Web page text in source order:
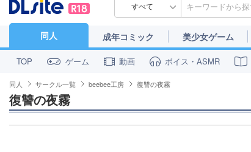
すべて
同人 成年コミック 美少女ゲーム
TOP ゲーム 動画 ボイス・ASMR
同人 サークル一覧 beebee工房 復讐の夜霧
復讐の夜霧